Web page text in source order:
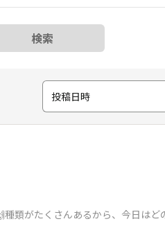
検索
投稿日時
類がたくさんあるから、今日は